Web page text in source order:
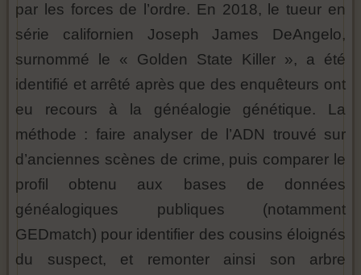
par les forces de l’ordre. En 2018, le tueur en
série californien Joseph James DeAngelo,
surnommé le « Golden State Killer », a été
identifié et arrêté après que des enquêteurs ont
eu recours à la généalogie génétique. La
méthode : faire analyser de l’ADN trouvé sur
d’anciennes scènes de crime, puis comparer le
profil obtenu aux bases de données
généalogiques publiques (notamment
GEDmatch) pour identifier des cousins éloignés
du suspect, et remonter ainsi son arbre